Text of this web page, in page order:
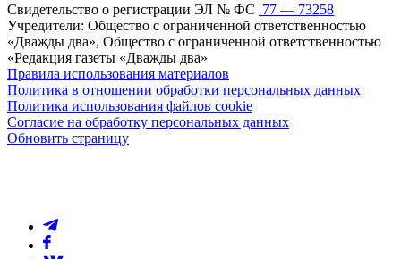
Свидетельство о регистрации ЭЛ № ФС 77 — 73258
Учредители: Общество с ограниченной ответственностью
«Дважды два», Общество с ограниченной ответственностью
«Редакция газеты «Дважды два»
Правила использования материалов
Политика в отношении обработки персональных данных
Политика использования файлов cookie
Согласие на обработку персональных данных
Обновить страницу